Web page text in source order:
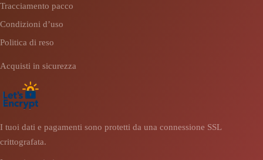
Tracciamento pacco
Condizioni d’uso
Politica di reso
Acquisti in sicurezza
I tuoi dati e pagamenti sono protetti da una connessione SSL
crittografata.